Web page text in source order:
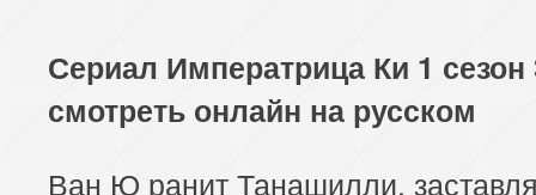
Сериал Императрица Ки 1 сезон
смотреть онлайн на русском
Ван Ю ранит Танашилли,